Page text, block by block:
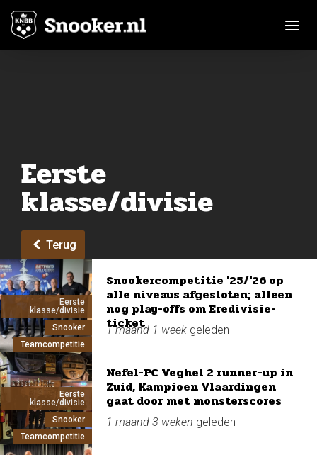
Eerste
klasse/divisie
Terug
Eerste
klasse/divisie
Snooker
Teamcompetitie
Snookercompetitie '25/'26 op
alle niveaus afgesloten; alleen
nog play-offs om Eredivisie-
ticket
1 maand 1 week geleden
Eerste
klasse/divisie
Snooker
Teamcompetitie
Nefel-PC Veghel 2 runner-up in
Zuid, Kampioen Vlaardingen
gaat door met monsterscores
1 maand 3 weken geleden